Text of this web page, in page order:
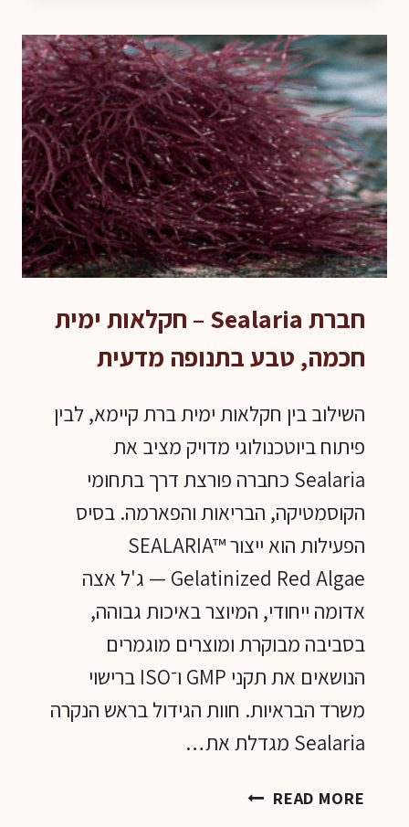
SEALARIA
הוכיחה
יעילות
אנטי-ויראלית
נגד
נגיף
קורונה
אנושי
חברת Sealaria – חקלאות ימית
חכמה, טבע בתנופה מדעית
השילוב בין חקלאות ימית ברת קיימא, לבין
פיתוח ביוטכנולוגי מדויק מציב את
Sealaria כחברה פורצת דרך בתחומי
הקוסמטיקה, הבריאות והפארמה. בסיס
הפעילות הוא ייצור SEALARIA™
Gelatinized Red Algae — ג'ל אצה
אדומה ייחודי, המיוצר באיכות גבוהה,
בסביבה מבוקרת ומוצרים מוגמרים
הנושאים את תקני GMP ו־ISO ברישוי
משרד הבראיות. חוות הגידול בראש הנקרה
Sealaria מגדלת את…
READ MORE חברת